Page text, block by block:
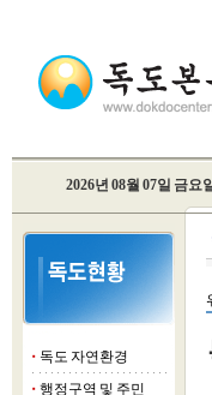
2026년 08월 07일 금요
■ 독도 자연환경
■ 행정구역 및 주민